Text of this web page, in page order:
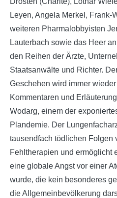
Leyen, Angela Merkel, Frank-
weiteren Pharmalobbyisten
Lauterbach sowie das Heer
den Reihen der Ärzte,
Staatsanwälte und Richter.
Geschehen wird immer
Kommentaren und
Wodarg, einem der
Plandemie. Der
tausendfach tödlichen Folgen
Fehltherapien und ermöglicht
eine globale Angst vor einer
wurde, die kein besonderes
die Allgemeinbevölkerung